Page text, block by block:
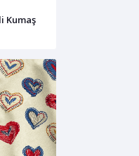
Kumaş